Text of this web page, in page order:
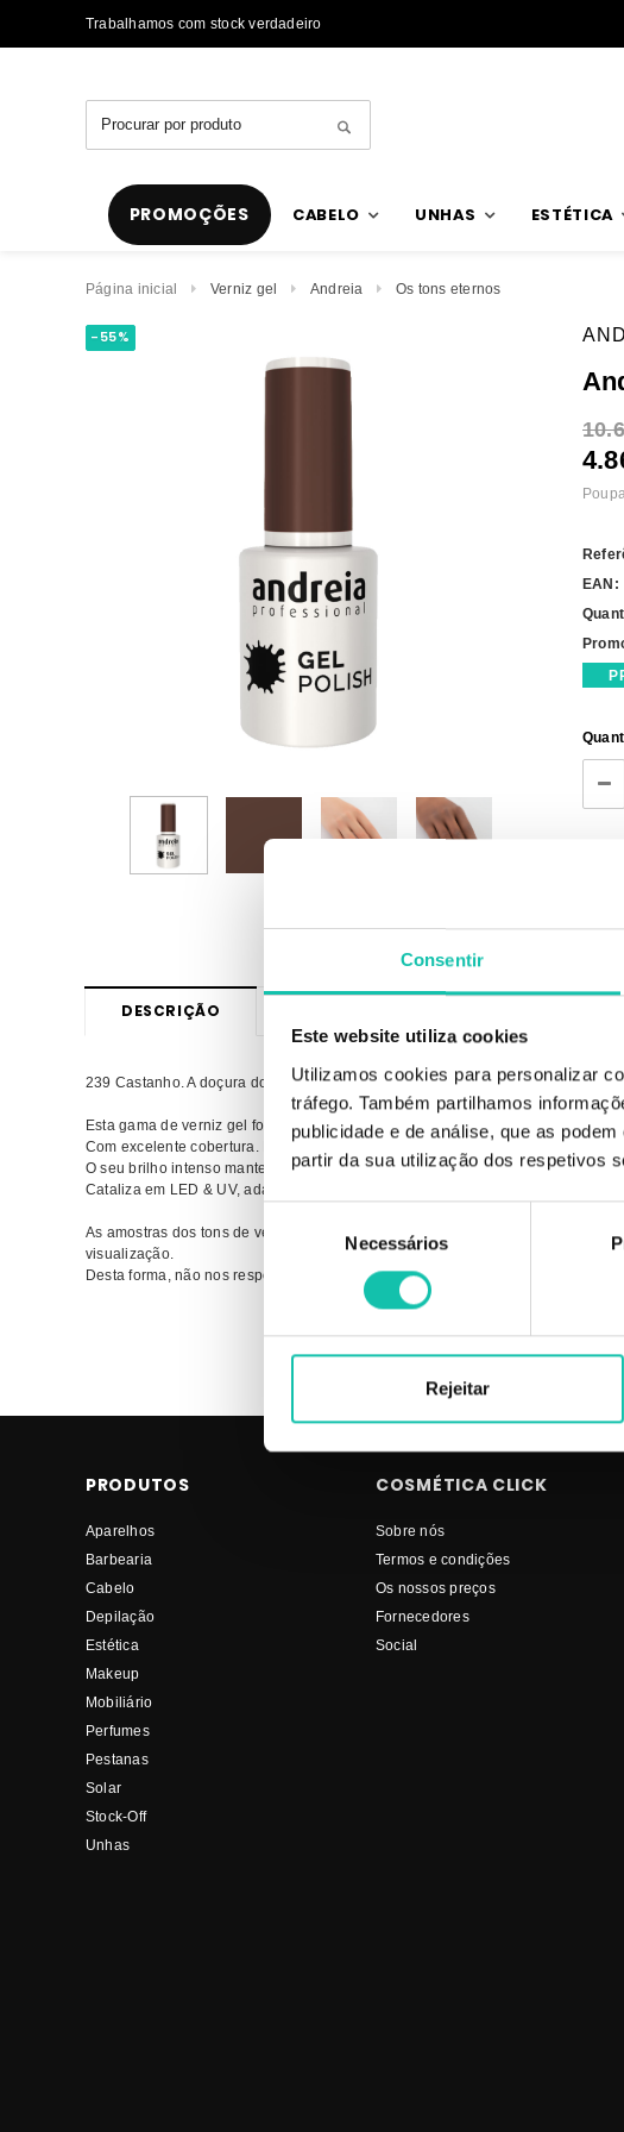
Consentir
Este website utiliza cookies
Utilizamos cookies para personalizar
tráfego. Também partilhamos
publicidade e de análise, que as
partir da sua utilização dos respetivos
de
consentimento
Necessários
Rejeitar
Envios rápidos
PROMOÇÕES CABELO UNHAS ESTÉTICA
Página inicial Verniz gel Andreia Os tons eternos
-55%
EAN:
DESCRIÇÃO
239 Castanho. A doçura do chocolate negro na ponta dos teus dedos.
Esta gama de verniz gel foi especialmente desenvolvida a pensar na
Com excelente cobertura. Possui uma textura fluída para simplificar a utilização.
O seu brilho intenso mantem-se ao longo das 4 semanas nas unhas.
Cataliza em LED & UV, adaptando-se a todas as tecnologias de catalisadores.
As amostras dos tons de verniz são meramente indicadoras, uma vez que as
visualização.
Desta forma, não nos responsabilizamos por eventuais variações de cor que
Comprar Verniz gel Os tons eternos ANDREIA MELHOR PREÇO | Comprar
tons eternos MELHOR PREÇO
PRODUTOS
Aparelhos
Barbearia
Cabelo
Depilação
Estética
Makeup
Mobiliário
Perfumes
Pestanas
Solar
Stock-Off
Unhas
COSMÉTICA CLICK
Sobre nós
Termos e condições
Os nossos preços
Fornecedores
Social